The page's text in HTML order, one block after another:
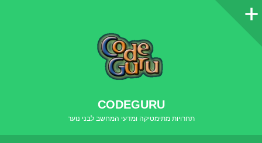
סרגל
CODEGURU
תחרויות מתימטיקה ומדעי המחשב לבני נוער